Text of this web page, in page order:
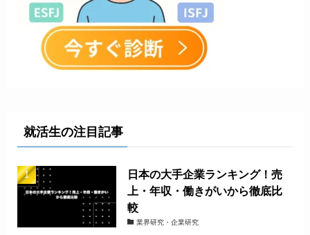
就活生の注目記事
日本の大手企業ランキング！売
上・年収・働きがいから徹底比
較
業界研究・企業研究